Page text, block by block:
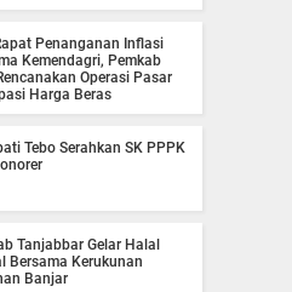
Penanganan Inflasi
Kemendagri, Pemkab
Operasi Pasar
Harga Beras
Tebo Serahkan SK PPPK
Tanjabbar Gelar Halal
Bersama Kerukunan
Banjar